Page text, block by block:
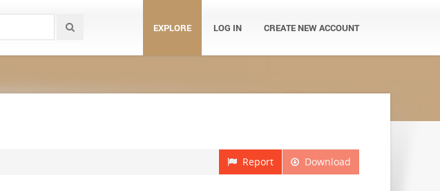
EXPLORE LOG IN CREATE NEW ACCOUNT
Download
Report